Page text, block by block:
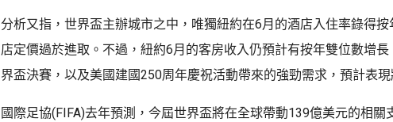
分析又指，世界盃主辦城市之中，唯獨紐約在6月的酒店入住率錄得
店定價過於進取。不過，紐約6月的客房收入仍預計有按年雙位數增
界盃決賽，以及美國建國250周年慶祝活動帶來的強勁需求，預計表現
國際足協(FIFA)去年預測，今屆世界盃將在全球帶動139億美元的相關